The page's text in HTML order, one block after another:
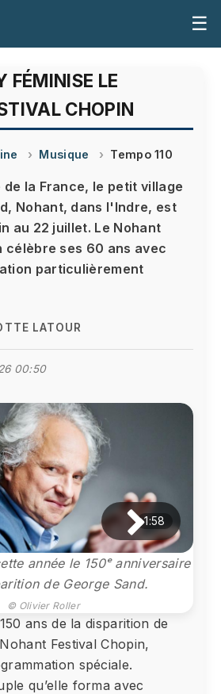
☰
FÉMINISE LE
CHOPIN
Musique Tempo 110
de la France, le petit village
Nohant, dans l'Indre, est
au 22 juillet. Le Nohant
célèbre ses 60 ans avec
particulièrement
LATOUR
00:50
1:58
année le 150ᵉ anniversaire
de George Sand.
© Olivier Roller
ans de la disparition de
Festival Chopin,
spéciale.
qu’elle forma avec